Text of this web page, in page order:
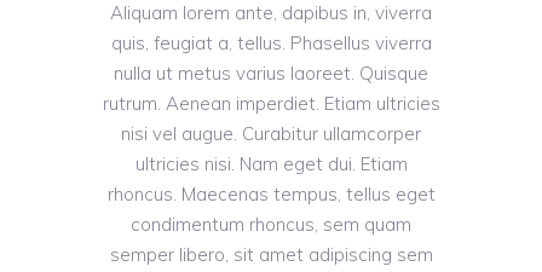
Aliquam lorem ante, dapibus in, viverra
quis, feugiat a, tellus. Phasellus viverra
nulla ut metus varius laoreet. Quisque
rutrum. Aenean imperdiet. Etiam ultricies
nisi vel augue. Curabitur ullamcorper
ultricies nisi. Nam eget dui. Etiam
rhoncus. Maecenas tempus, tellus eget
condimentum rhoncus, sem quam
semper libero, sit amet adipiscing sem